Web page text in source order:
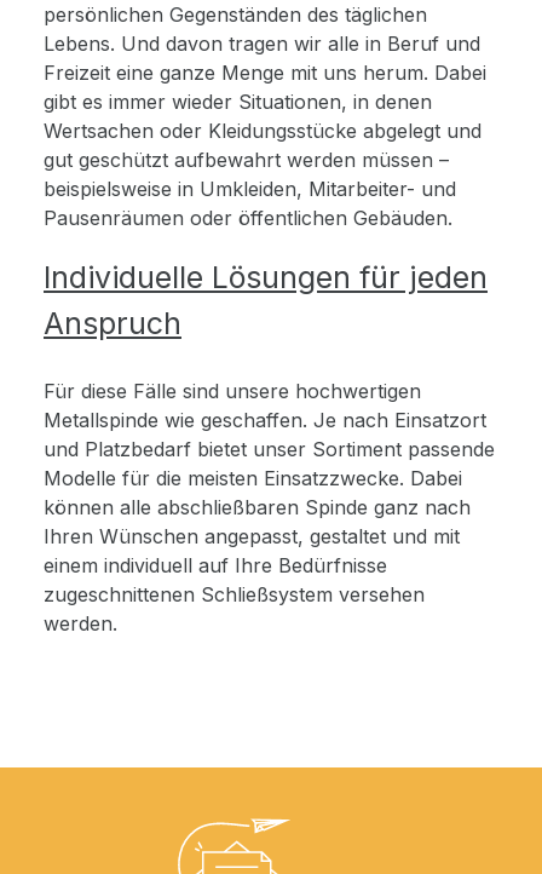
persönlichen Gegenständen des täglichen
Lebens. Und davon tragen wir alle in Beruf und
Freizeit eine ganze Menge mit uns herum. Dabei
gibt es immer wieder Situationen, in denen
Wertsachen oder Kleidungsstücke abgelegt und
gut geschützt aufbewahrt werden müssen –
beispielsweise in Umkleiden, Mitarbeiter- und
Pausenräumen oder öffentlichen Gebäuden.
Individuelle Lösungen für jeden
Anspruch
Für diese Fälle sind unsere hochwertigen
Metallspinde wie geschaffen. Je nach Einsatzort
und Platzbedarf bietet unser Sortiment passende
Modelle für die meisten Einsatzzwecke. Dabei
können alle abschließbaren Spinde ganz nach
Ihren Wünschen angepasst, gestaltet und mit
einem individuell auf Ihre Bedürfnisse
zugeschnittenen Schließsystem versehen
werden.